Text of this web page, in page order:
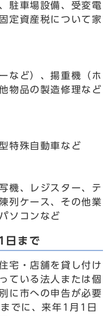
駐車場設備、受変電
定資産税について家
など）、揚重機（ホ
物品の製造修理など
特殊自動車など
機、レジスター、テ
列ケース、その他業
ソコンなど
日まで
宅・店舗を貸し付け
ている法人または個
に市への申告が必要
でに、来年1月1日